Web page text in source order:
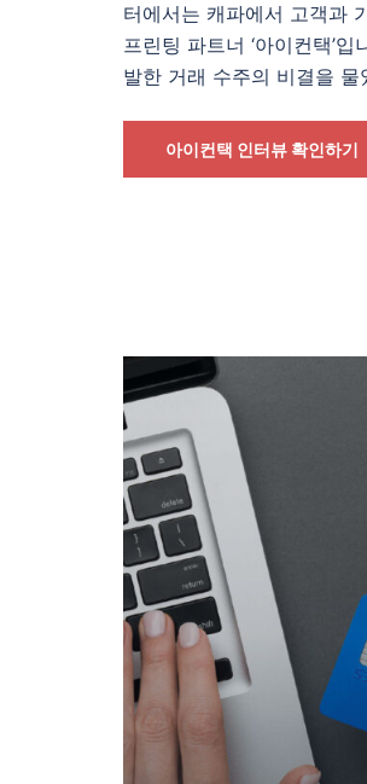
터에서는 캐파에서 고객과
프린팅 파트너 ‘아이컨택’
발한 거래 수주의 비결을
아이컨택 인터뷰 확인하기